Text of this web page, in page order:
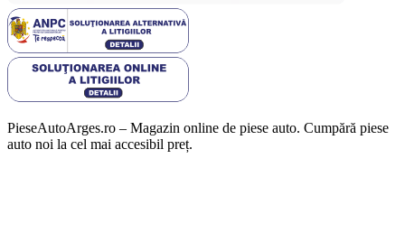
PieseAutoArges.ro – Magazin online de piese auto. Cumpără piese
auto noi la cel mai accesibil preț.